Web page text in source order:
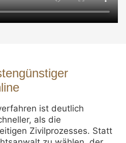
ist deutlich
als die
Zivilprozesses. Statt